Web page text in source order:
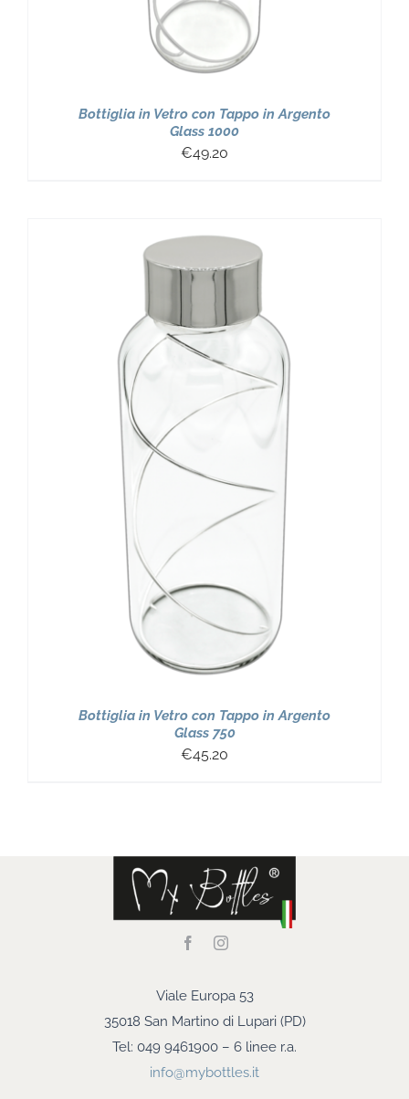
Bottiglia in Vetro con Tappo in Argento
Glass 1000
€49.20
Bottiglia in Vetro con Tappo in Argento
Glass 750
€45.20
Viale Europa 53
35018 San Martino di Lupari (PD)
Tel: 049 9461900 – 6 linee r.a.
info@mybottles.it